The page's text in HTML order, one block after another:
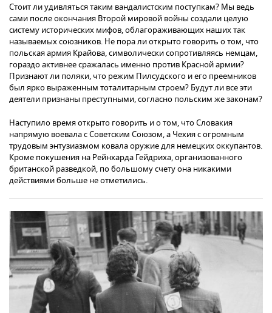
Стоит ли удивляться таким вандалистским поступкам? Мы ведь
сами после окончания Второй мировой войны создали целую
систему исторических мифов, облагораживающих наших так
называемых союзников. Не пора ли открыто говорить о том, что
польская армия Крайова, символически сопротивляясь немцам,
гораздо активнее сражалась именно против Красной армии?
Признают ли поляки, что режим Пилсудского и его преемников
был ярко выраженным тоталитарным строем? Будут ли все эти
деятели признаны преступными, согласно польским же законам?
Наступило время открыто говорить и о том, что Словакия
напрямую воевала с Советским Союзом, а Чехия с огромным
трудовым энтузиазмом ковала оружие для немецких оккупантов.
Кроме покушения на Рейнхарда Гейдриха, организованного
британской разведкой, по большому счету она никакими
действиями больше не отметились.